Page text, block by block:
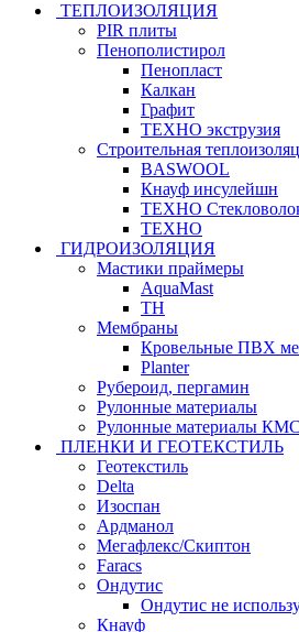
ТЕПЛОИЗОЛЯЦИЯ
PIR плиты
Пенополистирол
Пенопласт
Калкан
Графит
ТЕХНО экструзия
Строительная
BASWOOL
Кнауф инсулейшн
ТЕХНО
ТЕХНО
ГИДРОИЗОЛЯЦИЯ
Мастики праймеры
AquaMast
ТН
Мембраны
Кровельные ПВХ
Planter
Рубероид, пергамин
Рулонные материалы
Рулонные материалы
ПЛЕНКИ И ГЕОТЕКСТИЛЬ
Геотекстиль
Delta
Изоспан
Ардманол
Мегафлекс/Скиптон
Faracs
Ондутис
Ондутис не
Кнауф